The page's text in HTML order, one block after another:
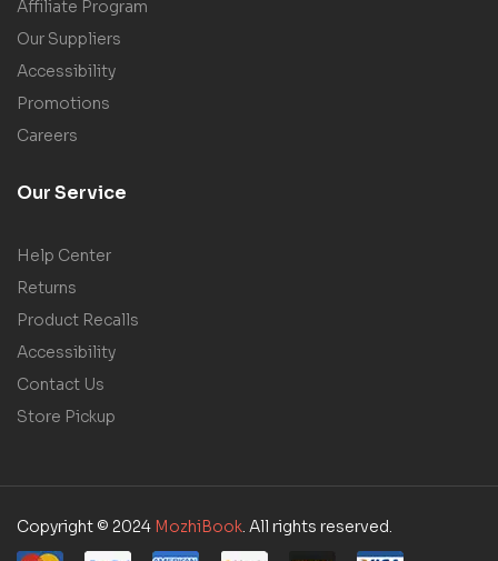
Affiliate Program
Our Suppliers
Accessibility
Promotions
Careers
Our Service
Help Center
Returns
Product Recalls
Accessibility
Contact Us
Store Pickup
Copyright © 2024 MozhiBook. All rights reserved.